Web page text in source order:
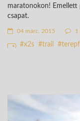
maratonokon! Emellett
csapat.
04 márc. 2015 1
x2s trail